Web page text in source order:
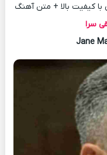
کیفیت بالا + متن آهنگ
سرا
Jane